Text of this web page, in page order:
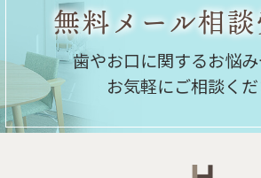
無料メール相
歯やお口に関するお悩
お気軽にご相談く